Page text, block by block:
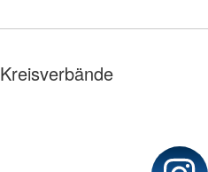
Kreisverbände